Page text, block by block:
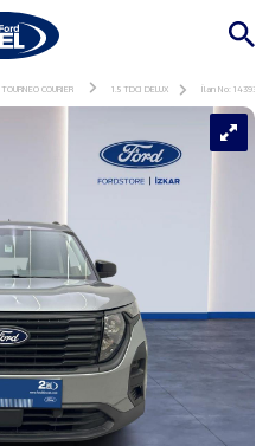
TOURNEO COURIER 1.5 TDCI DELUX İlan No: 143934